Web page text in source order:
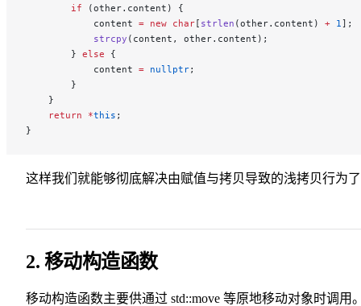
        if
(other.content) {
            content
= new char[ strlen (other.content) + 1 ];
            strcpy
(content, other.content);
        }
else {
            content
= nullptr;
        }
    }
    return
*this ;
}
这样我们就能够彻底解决由赋值与拷贝导致的浅拷贝行为
2. 移动构造函数
移动构造函数主要供通过 std::move 等原地移动对象时调用